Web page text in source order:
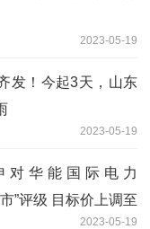
2023-05-19
发！今起3天，山东
2023-05-19
对华能国际电力
”评级 目标价上调至
2023-05-19